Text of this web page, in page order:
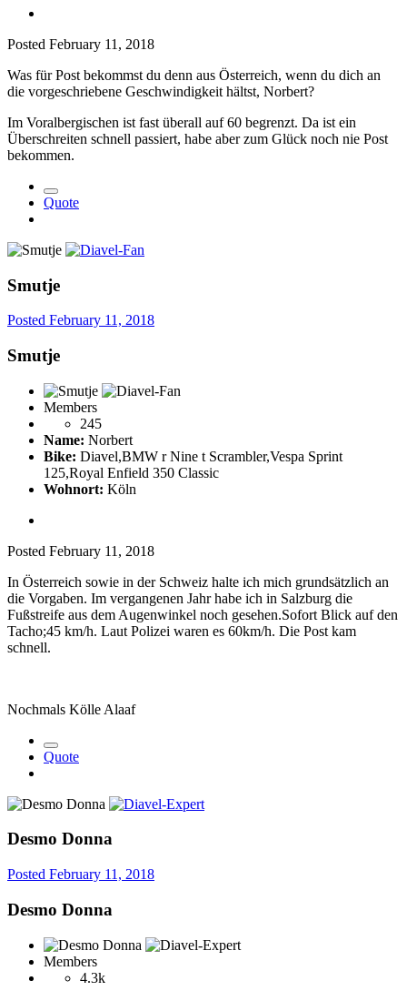
Posted February 11, 2018
Was für Post bekommst du denn aus Österreich, wenn du dich an
die vorgeschriebene Geschwindigkeit hältst, Norbert?
Im Voralbergischen ist fast überall auf 60 begrenzt. Da ist ein
Überschreiten schnell passiert, habe aber zum Glück noch nie Post
bekommen.
Quote
Smutje
Posted February 11, 2018
Smutje
Members
245
Name: Norbert
Bike: Diavel,BMW r Nine t Scrambler,Vespa Sprint
125,Royal Enfield 350 Classic
Wohnort: Köln
Posted February 11, 2018
In Österreich sowie in der Schweiz halte ich mich grundsätzlich an
die Vorgaben. Im vergangenen Jahr habe ich in Salzburg die
Fußstreife aus dem Augenwinkel noch gesehen.Sofort Blick auf den
Tacho;45 km/h. Laut Polizei waren es 60km/h. Die Post kam
schnell.
Nochmals Kölle Alaaf
Quote
Desmo Donna
Posted February 11, 2018
Desmo Donna
Members
4.3k